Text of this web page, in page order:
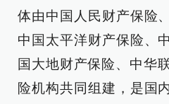
体由中国人民财产保险
中国太平洋财产保险、
国大地财产保险、中华
险机构共同组建，是国